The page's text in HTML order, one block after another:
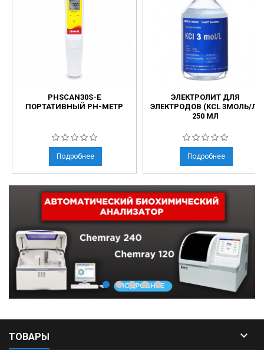
PHSCAN30S-E
ПОРТАТИВНЫЙ PH-МЕТР
Подробнее
ЭЛЕКТРОЛИТ ДЛЯ
ЭЛЕКТРОДОВ (KCL 3МОЛЬ/Л)
250 МЛ
Подробнее
ТОВАРЫ 